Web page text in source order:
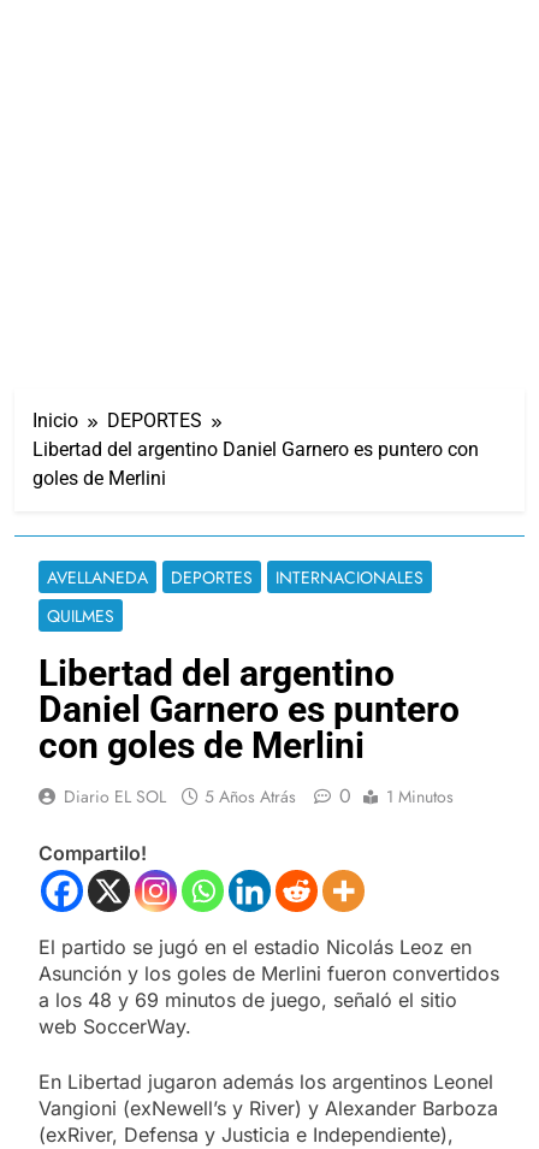
Inicio
DEPORTES
Libertad del argentino Daniel Garnero es puntero con
goles de Merlini
AVELLANEDA DEPORTES
INTERNACIONALES
QUILMES
Libertad del argentino
Daniel Garnero es puntero
con goles de Merlini
Diario EL SOL 5 Años Atrás 0 1 Minutos
Compartilo!
El partido se jugó en el estadio Nicolás Leoz en
Asunción y los goles de Merlini fueron convertidos
a los 48 y 69 minutos de juego, señaló el sitio
web SoccerWay.
En Libertad jugaron además los argentinos Leonel
Vangioni (exNewell’s y River) y Alexander Barboza
(exRiver, Defensa y Justicia e Independiente),